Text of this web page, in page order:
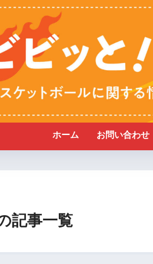
ホーム お問い合わせ
記事一覧